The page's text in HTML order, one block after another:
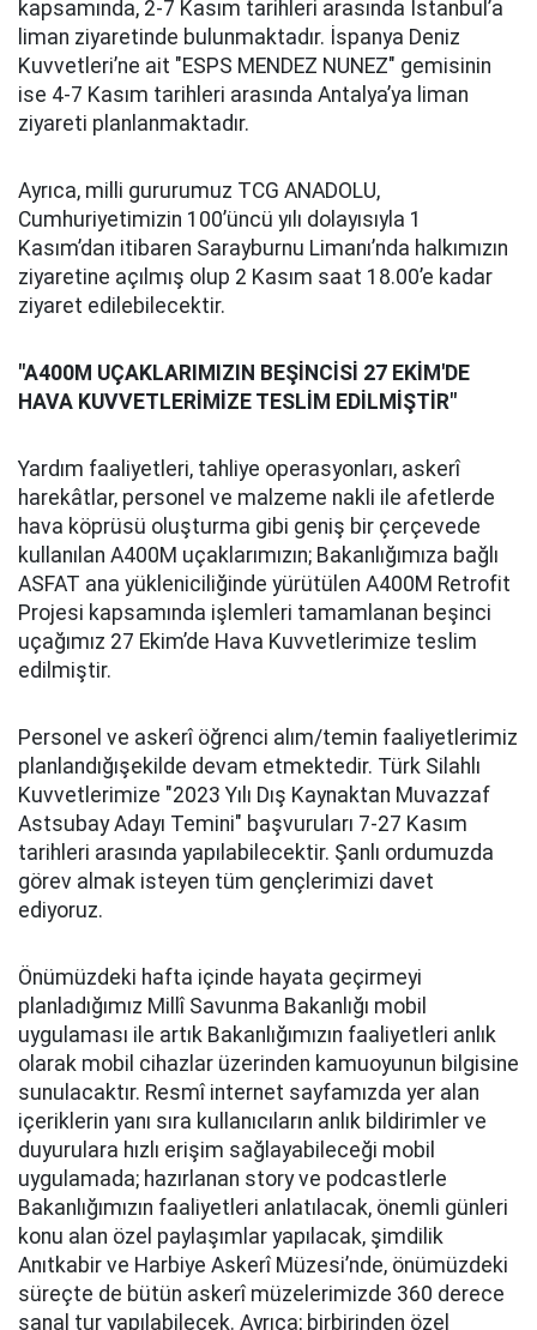
kapsamında, 2-7 Kasım tarihleri arasında İstanbul’a
liman ziyaretinde bulunmaktadır. İspanya Deniz
Kuvvetleri’ne ait "ESPS MENDEZ NUNEZ" gemisinin
ise 4-7 Kasım tarihleri arasında Antalya’ya liman
ziyareti planlanmaktadır.
Ayrıca, milli gururumuz TCG ANADOLU,
Cumhuriyetimizin 100’üncü yılı dolayısıyla 1
Kasım’dan itibaren Sarayburnu Limanı’nda halkımızın
ziyaretine açılmış olup 2 Kasım saat 18.00’e kadar
ziyaret edilebilecektir.
"A400M UÇAKLARIMIZIN BEŞİNCİSİ 27 EKİM'DE
HAVA KUVVETLERİMİZE TESLİM EDİLMİŞTİR"
Yardım faaliyetleri, tahliye operasyonları, askerî
harekâtlar, personel ve malzeme nakli ile afetlerde
hava köprüsü oluşturma gibi geniş bir çerçevede
kullanılan A400M uçaklarımızın; Bakanlığımıza bağlı
ASFAT ana yükleniciliğinde yürütülen A400M Retrofit
Projesi kapsamında işlemleri tamamlanan beşinci
uçağımız 27 Ekim’de Hava Kuvvetlerimize teslim
edilmiştir.
Personel ve askerî öğrenci alım/temin faaliyetlerimiz
planlandığışekilde devam etmektedir. Türk Silahlı
Kuvvetlerimize "2023 Yılı Dış Kaynaktan Muvazzaf
Astsubay Adayı Temini" başvuruları 7-27 Kasım
tarihleri arasında yapılabilecektir. Şanlı ordumuzda
görev almak isteyen tüm gençlerimizi davet
ediyoruz.
Önümüzdeki hafta içinde hayata geçirmeyi
planladığımız Millî Savunma Bakanlığı mobil
uygulaması ile artık Bakanlığımızın faaliyetleri anlık
olarak mobil cihazlar üzerinden kamuoyunun bilgisine
sunulacaktır. Resmî internet sayfamızda yer alan
içeriklerin yanı sıra kullanıcıların anlık bildirimler ve
duyurulara hızlı erişim sağlayabileceği mobil
uygulamada; hazırlanan story ve podcastlerle
Bakanlığımızın faaliyetleri anlatılacak, önemli günleri
konu alan özel paylaşımlar yapılacak, şimdilik
Anıtkabir ve Harbiye Askerî Müzesi’nde, önümüzdeki
süreçte de bütün askerî müzelerimizde 360 derece
sanal tur yapılabilecek. Ayrıca; birbirinden özel